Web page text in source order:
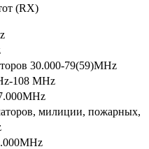
(RX)
30.000-79(59)MHz
108 MHz
милиции, пожарных,